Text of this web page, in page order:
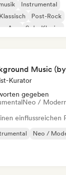
Instrumental
Post-Rock
Age
Solo-Klavier
Music
Kurator
gegeben
Neo /
einflussreichen
Neo /